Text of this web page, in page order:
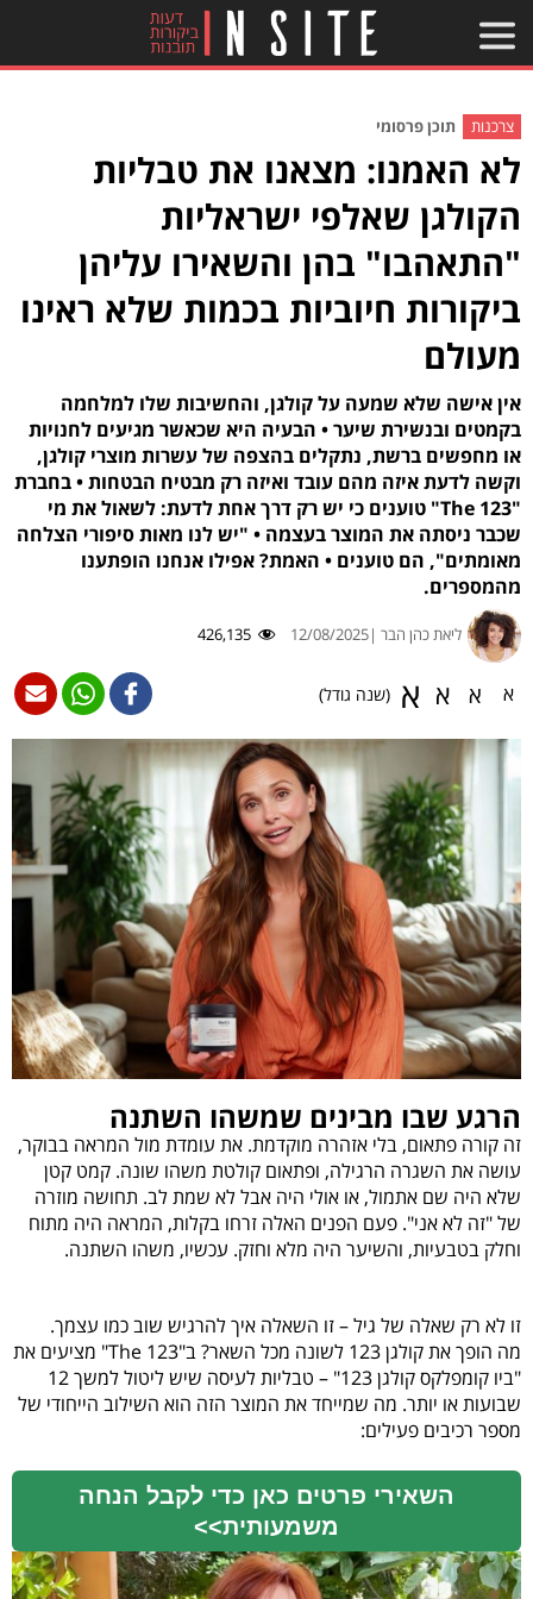
צרכנות תוכן פרסומי
לא האמנו: מצאנו את טבליות
הקולגן שאלפי ישראליות
"התאהבו" בהן והשאירו עליהן
ביקורות חיוביות בכמות שלא ראינו
מעולם
אין אישה שלא שמעה על קולגן, והחשיבות שלו למלחמה
בקמטים ובנשירת שיער • הבעיה היא שכאשר מגיעים לחנויות
או מחפשים ברשת, נתקלים בהצפה של עשרות מוצרי קולגן,
וקשה לדעת איזה מהם עובד ואיזה רק מבטיח הבטחות • בחברת
"123 The" טוענים כי יש רק דרך אחת לדעת: לשאול את מי
שכבר ניסתה את המוצר בעצמה • "יש לנו מאות סיפורי הצלחה
מאומתים", הם טוענים • האמת? אפילו אנחנו הופתענו
מהמספרים.
ליאת כהן הבר |12/08/2025
426,135
א א א א (שנה גודל)
הרגע שבו מבינים שמשהו השתנה
זה קורה פתאום, בלי אזהרה מוקדמת. את עומדת מול המראה בבוקר,
עושה את השגרה הרגילה, ופתאום קולטת משהו שונה. קמט קטן
שלא היה שם אתמול, או אולי היה אבל לא שמת לב. תחושה מוזרה
של "זה לא אני". פעם הפנים האלה זרחו בקלות, המראה היה מתוח
וחלק בטבעיות, והשיער היה מלא וחזק. עכשיו, משהו השתנה.
זו לא רק שאלה של גיל – זו השאלה איך להרגיש שוב כמו עצמך.
מה הופך את קולגן 123 לשונה מכל השאר?
ב"123 The" מציעים את
"ביו קומפלקס קולגן 123" – טבליות לעיסה שיש ליטול למשך 12
שבועות או יותר. מה שמייחד את המוצר הזה הוא השילוב הייחודי של
מספר רכיבים פעילים:
השאירי פרטים כאן כדי לקבל הנחה
משמעותית>>